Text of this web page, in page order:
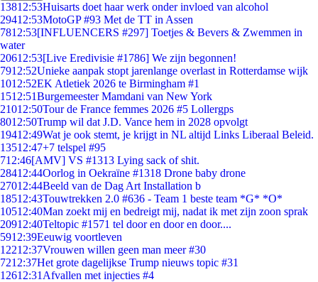
13812:53Huisarts doet haar werk onder invloed van alcohol
29412:53MotoGP #93 Met de TT in Assen
7812:53[INFLUENCERS #297] Toetjes & Bevers & Zwemmen in
water
20612:53[Live Eredivisie #1786] We zijn begonnen!
7912:52Unieke aanpak stopt jarenlange overlast in Rotterdamse wijk
1012:52EK Atletiek 2026 te Birmingham #1
1512:51Burgemeester Mamdani van New York
21012:50Tour de France femmes 2026 #5 Lollergps
8012:50Trump wil dat J.D. Vance hem in 2028 opvolgt
19412:49Wat je ook stemt, je krijgt in NL altijd Links Liberaal Beleid.
13512:47+7 telspel #95
712:46[AMV] VS #1313 Lying sack of shit.
28412:44Oorlog in Oekraïne #1318 Drone baby drone
27012:44Beeld van de Dag Art Installation b
18512:43Touwtrekken 2.0 #636 - Team 1 beste team *G* *O*
10512:40Man zoekt mij en bedreigt mij, nadat ik met zijn zoon sprak
20912:40Teltopic #1571 tel door en door en door....
5912:39Eeuwig voortleven
12212:37Vrouwen willen geen man meer #30
7212:37Het grote dagelijkse Trump nieuws topic #31
12612:31 Afvallen met injecties #4